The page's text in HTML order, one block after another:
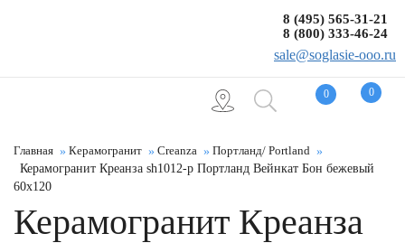
0 0
8 (495) 565-31-21
8 (800) 333-46-24
sale@soglasie-ooo.ru
Главная Керамогранит Creanza
Портланд/ Portland
Керамогранит Креанза sh1012-p Портланд Вейнкат Бон бежевый
60x120
Керамогранит Креанза